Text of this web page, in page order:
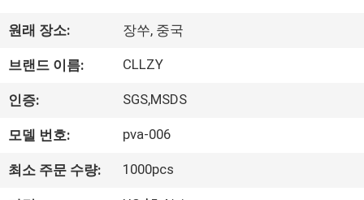
품
우
리
원래 장소: 장쑤, 중국
브랜드 이름: CLLZY
인증: SGS,MSDS
모델 번호: pva-006
최소 주문 수량: 1000pcs